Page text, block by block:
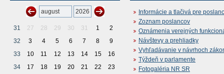
31 27 28 29 30 31 1
2
32
3 4 5 6 7 8
9
33
10 11 12 13 14 15
16
34
17 18 19 20 21 22
23
Informácie a tlačivá pre
Zoznam poslancov
Oznámenia verejných
Návštevy a prehliadky
Vyhľadávanie v návrhoch
Týždeň v parlamente
Fotogaléria NR SR